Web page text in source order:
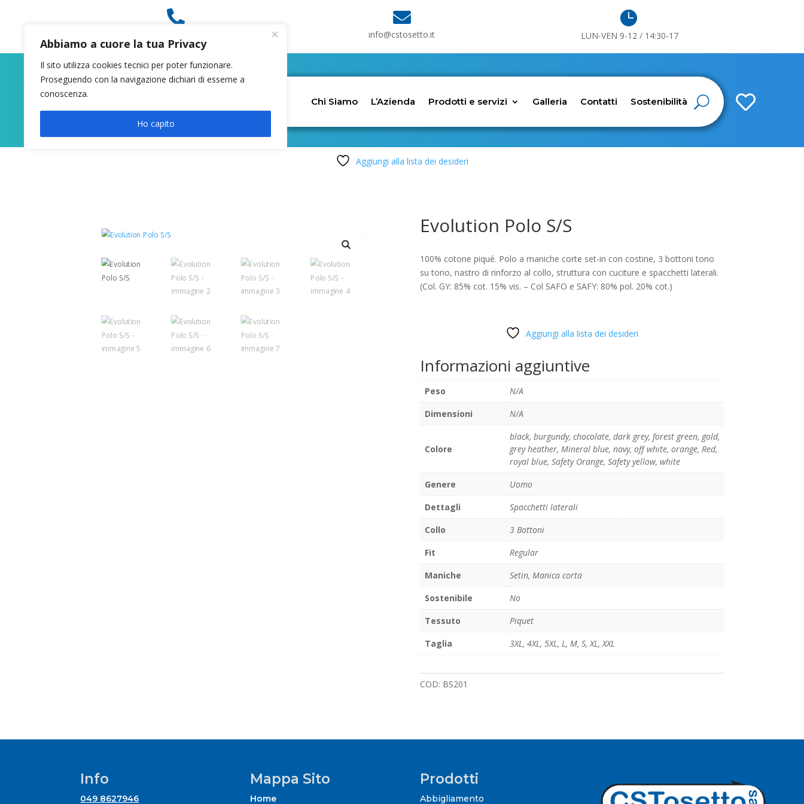
Abbiamo a cuore la tua Privacy
Il sito utilizza cookies tecnici per poter funzionare.
Proseguendo con la navigazione dichiari di esserne a
conoscenza.
Ho capito
 
info@cstosetto.it

LUN-VEN 9-12 / 14:30-17

Chi Siamo L’Azienda Prodotti e servizi Galleria Contatti Sostenibilità
Aggiungi alla lista dei desideri
Evolution Polo S/S
100% cotone piqué. Polo a maniche corte set-in con costine, 3 bottoni tono
su tono, nastro di rinforzo al collo, struttura con cuciture e spacchetti laterali.
(Col. GY: 85% cot. 15% vis. – Col SAFO e SAFY: 80% pol. 20% cot.)
Aggiungi alla lista dei desideri
Informazioni aggiuntive
Peso
N/A
Dimensioni
N/A
Colore
black, burgundy, chocolate, dark grey, forest green, gold,
grey heather, Mineral blue, navy, off white, orange, Red,
royal blue, Safety Orange, Safety yellow, white
Genere
Uomo
Dettagli
Spacchetti laterali
Collo
3 Bottoni
Fit
Regular
Maniche
Setin, Manica corta
Sostenibile
No
Tessuto
Piquet
Taglia
3XL, 4XL, 5XL, L, M, S,XL,XXL
COD: BS201
Info
049 8627946
Mappa Sito
Home
Prodotti
Abbigliamento